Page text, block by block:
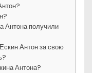
Антона получили
Антон за свою
Антона?